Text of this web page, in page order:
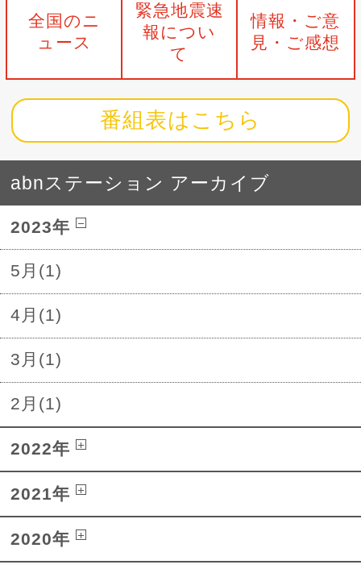
全国のニ
ュース
緊急地震速
報につい
て
情報・ご意
見・ご感想
番組表はこちら
abnステーション アーカイブ
2023年
5月(1)
4月(1)
3月(1)
2月(1)
2022年
2021年
2020年